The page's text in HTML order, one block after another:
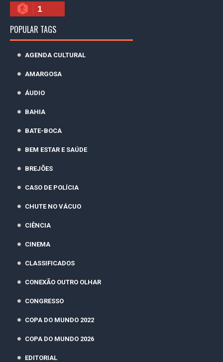
1
POPULAR TAGS
AGENDA CULTURAL
AMARGOSA
ÁUDIO
BAHIA
BATE-BOCA
BEM ESTAR E SAÚDE
BREJÕES
CASO DE POLÍCIA
CHUTE NO VÁCUO
CIÊNCIA
CINEMA
CLASSIFICADOS
CONEXÃO OUTRO OLHAR
CONGRESSO
COPA DO MUNDO 2022
COPA DO MUNDO 2026
EDITORIAL